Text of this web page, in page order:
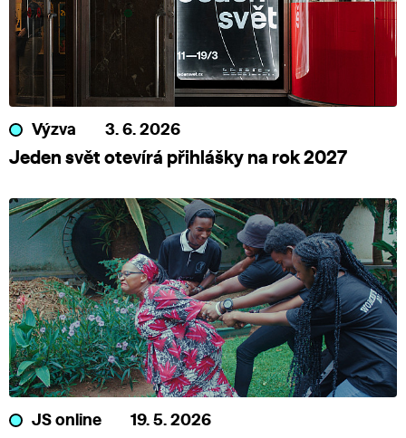
Výzva 3. 6. 2026
Jeden svět otevírá přihlášky na rok 2027
JS online 19. 5. 2026